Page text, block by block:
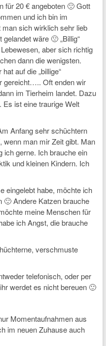
für 20 € angeboten 🙁 Gott
und ich bin im
sich wirklich sehr lieb
wäre 🙁 „Billig“
aber sich richtig
dann die wenigsten.
auf die „billige“
gereicht….. Oft enden wir
im Tierheim landet. Dazu
ist eine traurige Welt
Anfang sehr schüchtern
wenn man mir Zeit gibt. Man
ich gerne. Ich brauche ein
und kleinen Kindern. Ich
eingelebt habe, möchte ich
🙂 Andere Katzen brauche
meine Menschen für
ich Angst, die brauche
verschmuste
telefonisch, oder per
werdet es nicht bereuen 🙂
Momentaufnahmen aus
im neuen Zuhause auch